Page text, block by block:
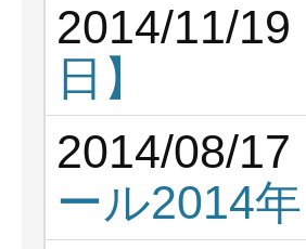
2014/11/19
日】
2014/08/17
ール2014